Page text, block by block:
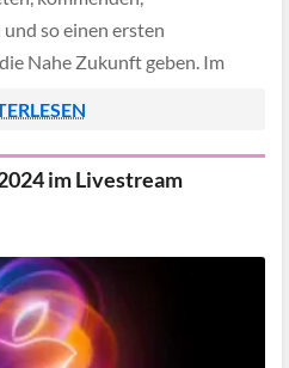
so einen ersten
Nahe Zukunft geben. Im
[…]
im Livestream